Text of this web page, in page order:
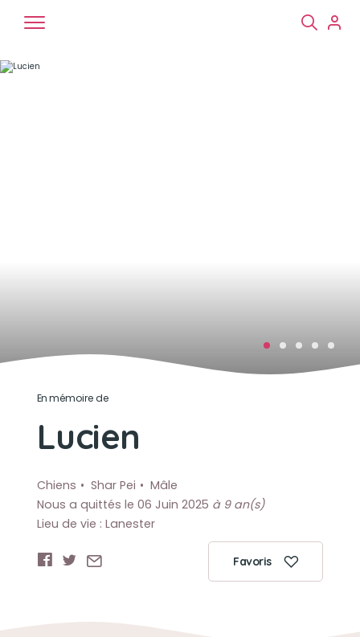
En mémoire de
Lucien
Chiens Shar Pei
Mâle
Nous a quittés le 06 Juin 2025 à 9 an(s)
Lieu de vie : Lanester
Favoris